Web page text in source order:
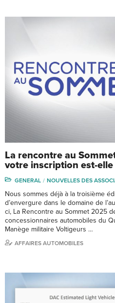
La rencontre au
votre inscription est-elle
GENERAL NOUVELLES DES
Nous sommes déjà à la troisième
d’envergure dans le domaine de
ci, La Rencontre au Sommet 2025
concessionnaires automobiles du
Manège militaire Voltigeurs …
AFFAIRES AUTOMOBILES